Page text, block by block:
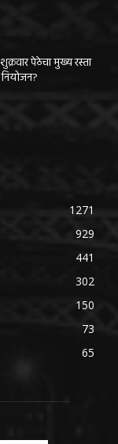
पेठेचा मुख्य रस्ता
1271
929
441
302
150
73
65